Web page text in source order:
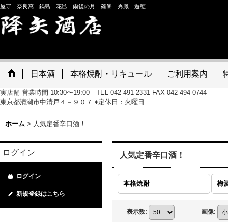
屋守 奈良萬 鍋島 花邑 雨後の月 篠峯 秀鳳 遊穂
日本酒 本格焼酎・リキュール ご利用案内
実店舗 営業時間 10:30〜19:00 TEL 042-491-2331 FAX 042-494-0744
東京都清瀬市中清戸４－９０７ ♦定休日：火曜日
ホーム > 人気定番辛口酒！
ログイン
ログイン
新規登録はこちら
人気定番辛口酒！
本格焼酎 梅
表示数: 画像: